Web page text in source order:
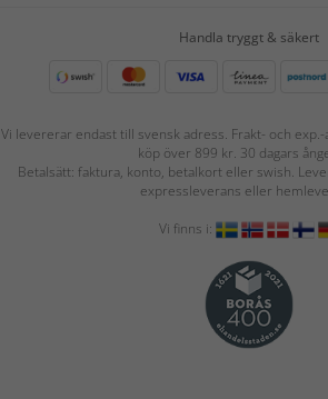
Handla tryggt & säkert
Vi levererar endast till svensk adress. Frakt- och
köp över 899 kr. 30 dagars
Betalsätt: faktura, konto, betalkort eller swish.
expressleverans eller
Vi finns i: